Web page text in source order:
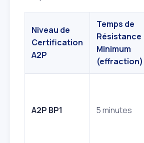
Niveau de
Certification
A2P
Temps de
Résistance
Minimum
(effraction)
A2P BP1 5 minutes